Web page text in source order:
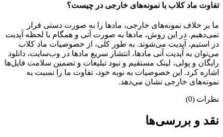
تفاوت ماد کلاب با نمونه‌های خارجی در چیست؟
ما بر خلاف نمونه‌های خارجی، مادها را به صورت دستی قرار
نمی‌دهیم. در این روش، مادها به صورت آنی و همگام با لحظه آپدیت
در استیم، آپدیت می‌شوند. به طور کلی، از خصوصیات ماد کلاب
می‌‌توان به آپدیت آنی مادها، انتشار سریع مادها در وب‌سایت، دانلود
رایگان و پولی، لینک مستقیم و نبود تبلیغات و تضمین سلامت فایل‌ها
اشاره کرد. این خصوصیات به نوبه خود، تفاوت ما را نسبت به
نمونه‌های خارجی نشان می‌دهد.
نظرات (0)
نقد و بررسی‌ها